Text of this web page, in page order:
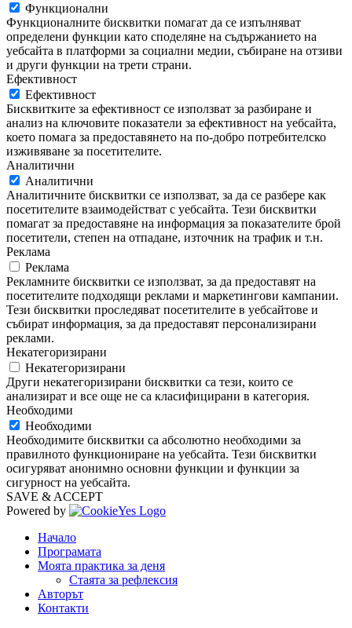
Функционални
Функционалните бисквитки помагат да се изпълняват
определени функции като споделяне на съдържанието на
уебсайта в платформи за социални медии, събиране на отзиви
и други функции на трети страни.
Ефективност
Ефективност
Бисквитките за ефективност се използват за разбиране и
анализ на ключовите показатели за ефективност на уебсайта,
което помага за предоставянето на по-добро потребителско
изживяване за посетителите.
Аналитични
Аналитични
Аналитичните бисквитки се използват, за да се разбере как
посетителите взаимодействат с уебсайта. Тези бисквитки
помагат за предоставяне на информация за показателите брой
посетители, степен на отпадане, източник на трафик и т.н.
Реклама
Реклама
Рекламните бисквитки се използват, за да предоставят на
посетителите подходящи реклами и маркетингови кампании.
Тези бисквитки проследяват посетителите в уебсайтове и
събират информация, за да предоставят персонализирани
реклами.
Некатегоризирани
Некатегоризирани
Други некатегоризирани бисквитки са тези, които се
анализират и все още не са класифицирани в категория.
Необходими
Необходими
Необходимите бисквитки са абсолютно необходими за
правилното функциониране на уебсайта. Тези бисквитки
осигуряват анонимно основни функции и функции за
сигурност на уебсайта.
SAVE & ACCEPT
Powered by
Начало
Програмата
Моята практика за деня
Стаята за рефлексия
Авторът
Контакти